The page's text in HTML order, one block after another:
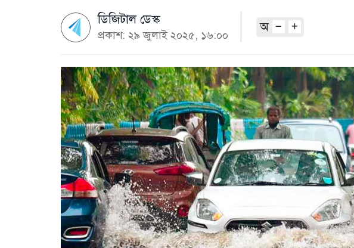
ডিজিটাল ডেস্ক
প্রকাশ: ২৯ জুলাই ২০২৫, ১৬:০০
অ